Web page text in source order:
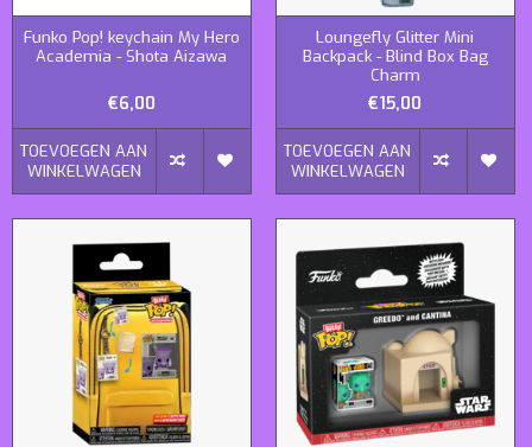
Funko Pop! keychain My Hero
Academia - Shota Aizawa
€6,00
TOEVOEGEN AAN
WINKELWAGEN
Loungefly Glitter Mini
Backpack - Blind Box Bag
Charm
€15,00
TOEVOEGEN AAN
WINKELWAGEN